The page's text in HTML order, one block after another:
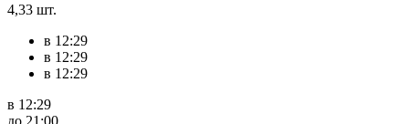
4,33 шт.
в 12:29
в 12:29
в 12:29
в 12:29
до 21:00